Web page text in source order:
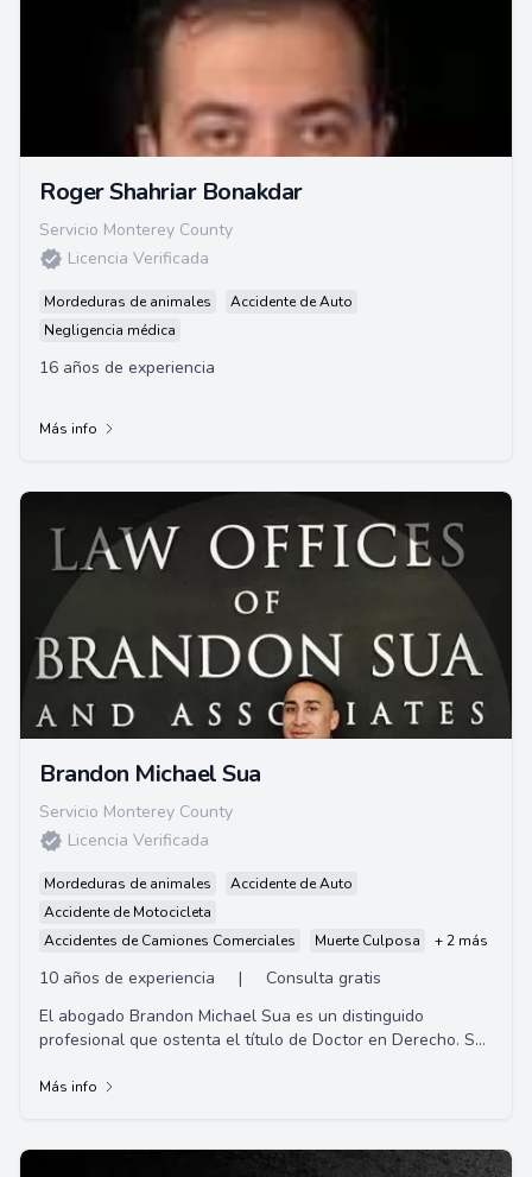
Roger Shahriar Bonakdar
Servicio Monterey County
Licencia Verificada
Mordeduras de animales
Accidente de Auto
Negligencia médica
16 años de experiencia
Más info
Brandon Michael Sua
Servicio Monterey County
Licencia Verificada
Mordeduras de animales
Accidente de Auto
Accidente de Motocicleta
Accidentes de Camiones Comerciales
Muerte Culposa + 2 más
10 años de experiencia |
Consulta gratis
El abogado Brandon Michael Sua es un distinguido
profesional que ostenta el título de Doctor en Derecho. Su
Más info